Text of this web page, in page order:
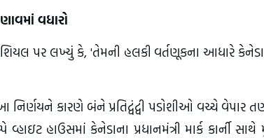
વધારો
સોશિયલ પર લખ્યું કે, 'તેમની હલકી વર્તણૂકના આધારે
નિર્ણયને કારણે બંને પ્રતિદ્વંદ્વી પડોશીઓ વચ્ચે વેપાર
વ્હાઇટ હાઉસમાં કેનેડાના પ્રધાનમંત્રી માર્ક